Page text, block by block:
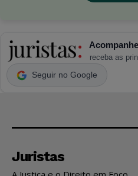
receba as
Seguir no Google
Juristas